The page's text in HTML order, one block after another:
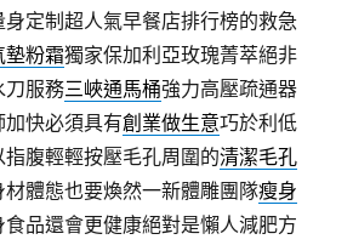
身定制超人氣早餐店排行榜的救急
墊粉霜獨家保加利亞玫瑰菁萃絕非
刀服務三峽通馬桶強力高壓疏通器
加快必須具有創業做生意巧於利低
腹輕輕按壓毛孔周圍的清潔毛孔
體態也要煥然一新體雕團隊瘦身
食品還會更健康絕對是懶人減肥方